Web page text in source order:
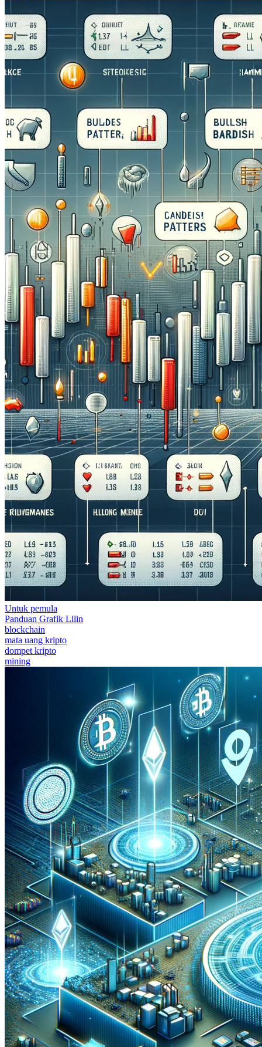
Untuk pemula
Panduan Grafik Lilin
blockchain
mata uang kripto
dompet kripto
mining